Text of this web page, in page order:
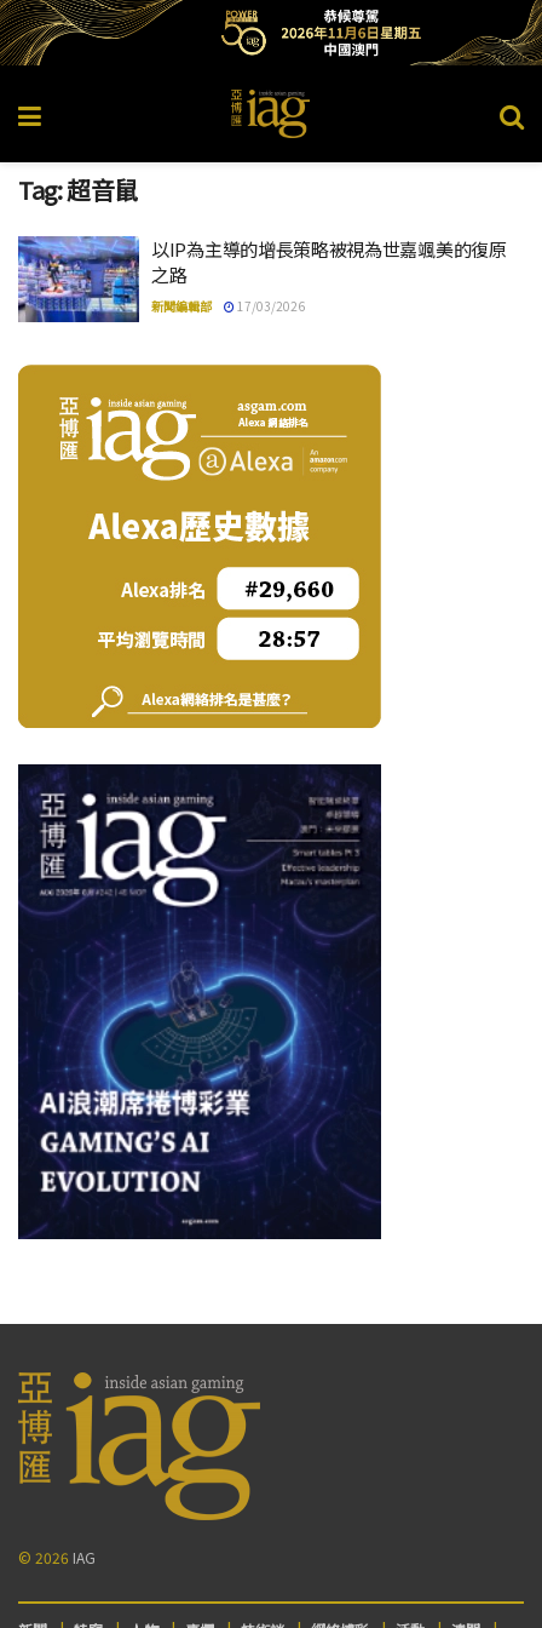
Tag:超音鼠
以IP為主導的增長策略被視為世嘉颯美的復原
之路
新聞編輯部 17/03/2026
© 2026 IAG